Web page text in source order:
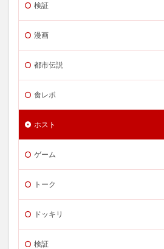
検証
漫画
都市伝説
食レポ
ホスト
ゲーム
トーク
ドッキリ
検証